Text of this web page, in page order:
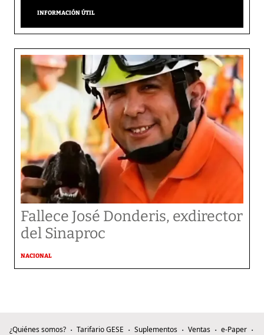
INFORMACIÓN ÚTIL
Fallece José Donderis, exdirector
del Sinaproc
NACIONAL
¿Quiénes somos? Tarifario GESE Suplementos Ventas
e-Paper